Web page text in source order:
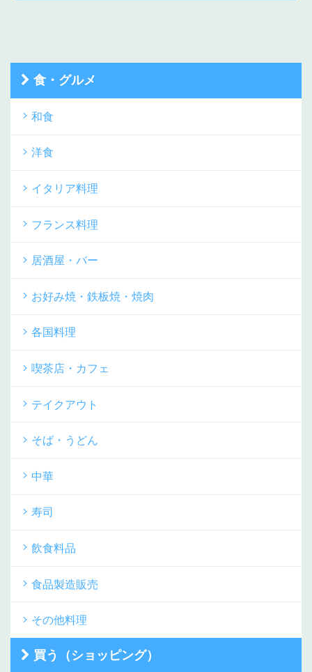
食・グルメ
和食
洋食
イタリア料理
フランス料理
居酒屋・バー
お好み焼・鉄板焼・焼肉
各国料理
喫茶店・カフェ
テイクアウト
そば・うどん
中華
寿司
飲食料品
食品製造販売
その他料理
買う（ショッピング）